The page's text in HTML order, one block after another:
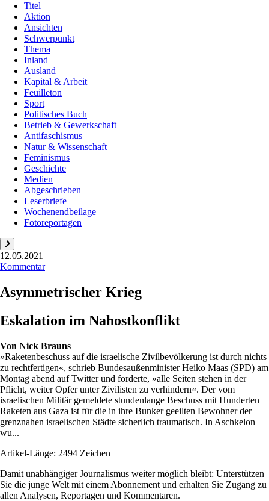
Titel
Aktion
Ansichten
Schwerpunkt
Thema
Inland
Ausland
Kapital & Arbeit
Feuilleton
Sport
Politisches Buch
Betrieb & Gewerkschaft
Antifaschismus
Natur & Wissenschaft
Feminismus
Geschichte
Medien
Abgeschrieben
Leserbriefe
Wochenendbeilage
Fotoreportagen
12.05.2021
Kommentar
Asymmetrischer Krieg
Eskalation im Nahostkonflikt
Von Nick Brauns
»Raketenbeschuss auf die israelische Zivilbevölkerung ist durch nichts
zu rechtfertigen«, schrieb Bundesaußenminister Heiko Maas (SPD) am
Montag abend auf Twitter und forderte, »alle Seiten stehen in der
Pflicht, weiter Opfer unter Zivilisten zu verhindern«. Der vom
israelischen Militär gemeldete stundenlange Beschuss mit Hunderten
Raketen aus Gaza ist für die in ihre Bunker geeilten Bewohner der
grenznahen israelischen Städte sicherlich traumatisch. In Aschkelon
wu...
Artikel-Länge: 2494 Zeichen
Damit unabhängiger Journalismus weiter möglich bleibt: Unterstützen
Sie die junge Welt mit einem Abonnement und erhalten Sie Zugang zu
allen Analysen, Reportagen und Kommentaren.